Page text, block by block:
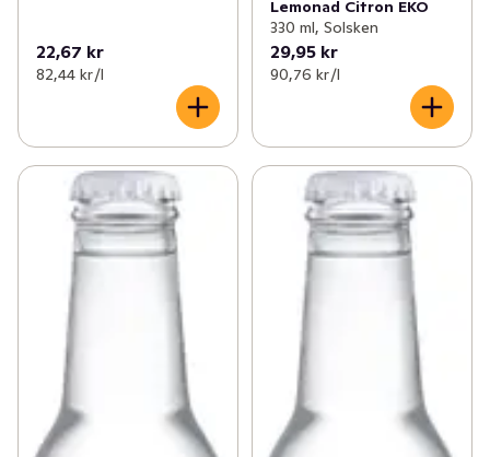
22,67 kr
82,44 kr /l
Lemonad Citron EKO
330 ml, Solsken
29,95 kr
90,76 kr /l